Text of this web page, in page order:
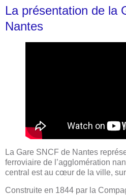
La présentation de la
Nantes
La Gare SNCF de Nantes
ferroviaire de l’agglomération
central est au cœur de la ville,
Construite en 1844 par la